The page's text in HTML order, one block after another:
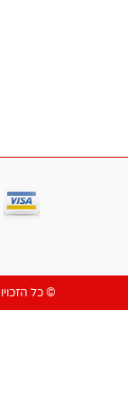
© כל